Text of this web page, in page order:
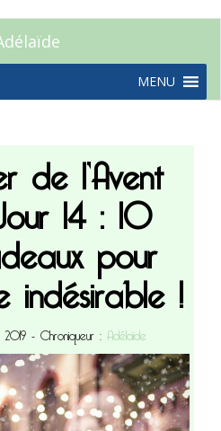
MENU
de l’Avent
14 : 10
pour
indésirable !
- Chroniqueur :Adélaïde